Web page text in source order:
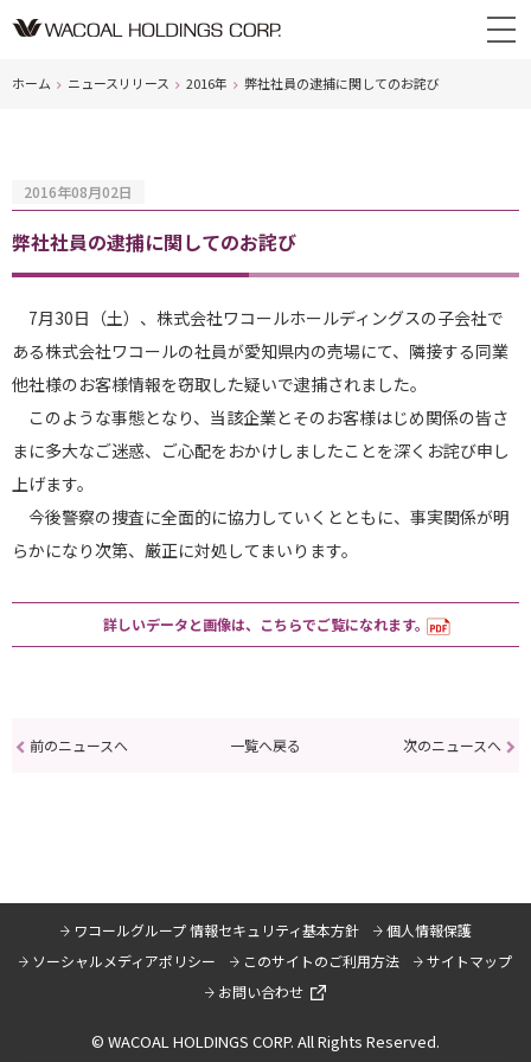
ホーム ニュースリリース 2016年 弊社社員の逮捕に関してのお詫び
2016年08月02日
弊社社員の逮捕に関してのお詫び
7月30日（土）、株式会社ワコールホールディングスの子会社で
ある株式会社ワコールの社員が愛知県内の売場にて、隣接する同業
他社様のお客様情報を窃取した疑いで逮捕されました。
このような事態となり、当該企業とそのお客様はじめ関係の皆さ
まに多大なご迷惑、ご心配をおかけしましたことを深くお詫び申し
上げます。
今後警察の捜査に全面的に協力していくとともに、事実関係が明
らかになり次第、厳正に対処してまいります。
詳しいデータと画像は、こちらでご覧になれます。
前のニュースへ 一覧へ戻る 次のニュースへ
ワコールグループ 情報セキュリティ基本方針
個人情報保護
ソーシャルメディアポリシー
このサイトのご利用方法
サイトマップ
お問い合わせ
© WACOAL HOLDINGS CORP. All Rights Reserved.